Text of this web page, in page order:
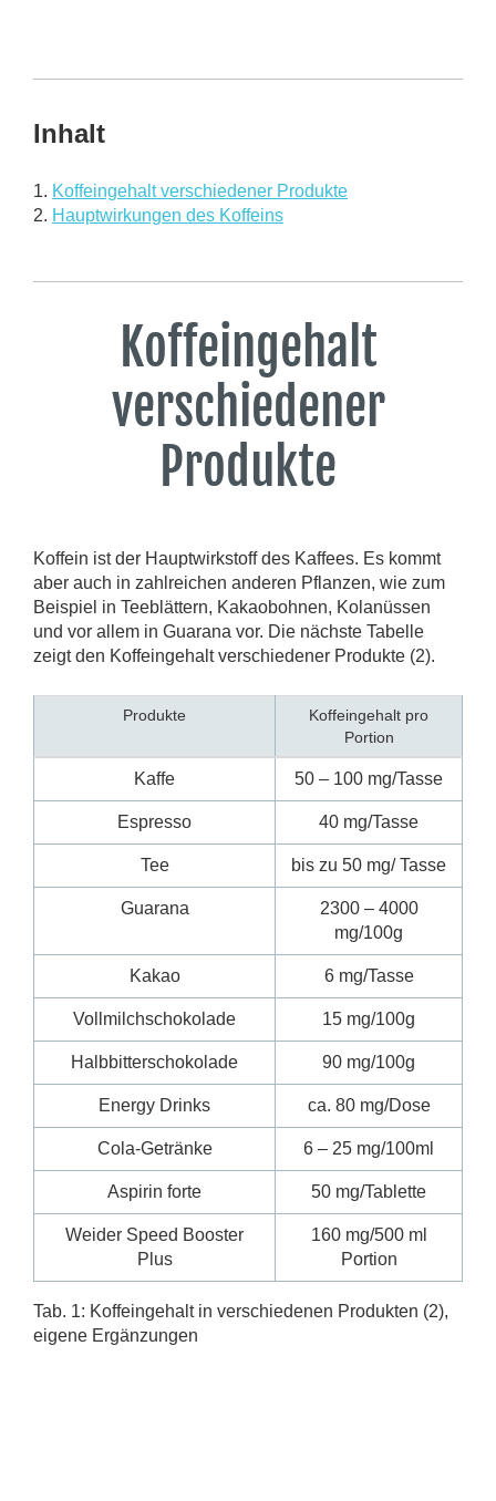
Inhalt
1. Koffeingehalt verschiedener Produkte
2. Hauptwirkungen des Koffeins
Koffeingehalt
verschiedener
Produkte
Koffein ist der Hauptwirkstoff des Kaffees. Es kommt
aber auch in zahlreichen anderen Pflanzen, wie zum
Beispiel in Teeblättern, Kakaobohnen, Kolanüssen
und vor allem in Guarana vor. Die nächste Tabelle
zeigt den Koffeingehalt verschiedener Produkte (2).
Produkte
Koffeingehalt pro
Portion
Kaffe 50 – 100 mg/Tasse
Espresso 40 mg/Tasse
Tee bis zu 50 mg/ Tasse
Guarana
2300 – 4000
mg/100g
Kakao 6 mg/Tasse
Vollmilchschokolade 15 mg/100g
Halbbitterschokolade 90 mg/100g
Energy Drinks ca. 80 mg/Dose
Cola-Getränke 6 – 25 mg/100ml
Aspirin forte 50 mg/Tablette
Weider Speed Booster
Plus
160 mg/500 ml
Portion
Tab. 1: Koffeingehalt in verschiedenen Produkten (2),
eigene Ergänzungen